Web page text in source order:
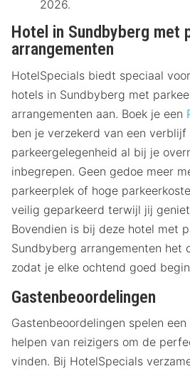
2026.
Hotel in Sundbyberg met
arrangementen
HotelSpecials biedt speciaal
hotels in Sundbyberg met
arrangementen aan. Boek je een
ben je verzekerd van een verblijf
parkeergelegenheid al bij je
inbegrepen. Geen gedoe meer
parkeerplek of hoge
veilig geparkeerd terwijl jij
Bovendien is bij deze hotel met
Sundbyberg arrangementen het
zodat je elke ochtend goed
Gastenbeoordelingen
Gastenbeoordelingen spelen
helpen van reizigers om de
vinden. Bij HotelSpecials